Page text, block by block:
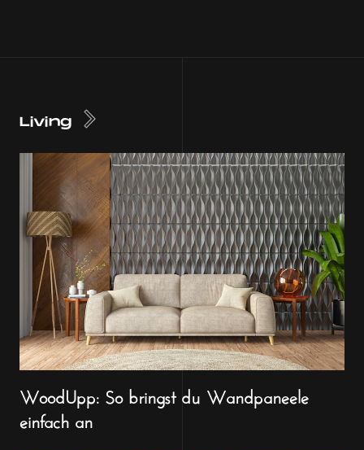
Living
WoodUpp: So bringst du Wandpaneele
einfach an